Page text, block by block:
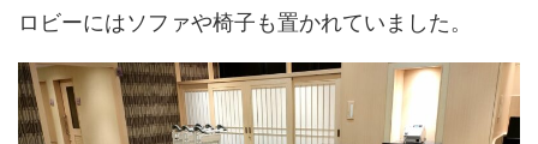
ロビーにはソファや椅子も置かれていました。